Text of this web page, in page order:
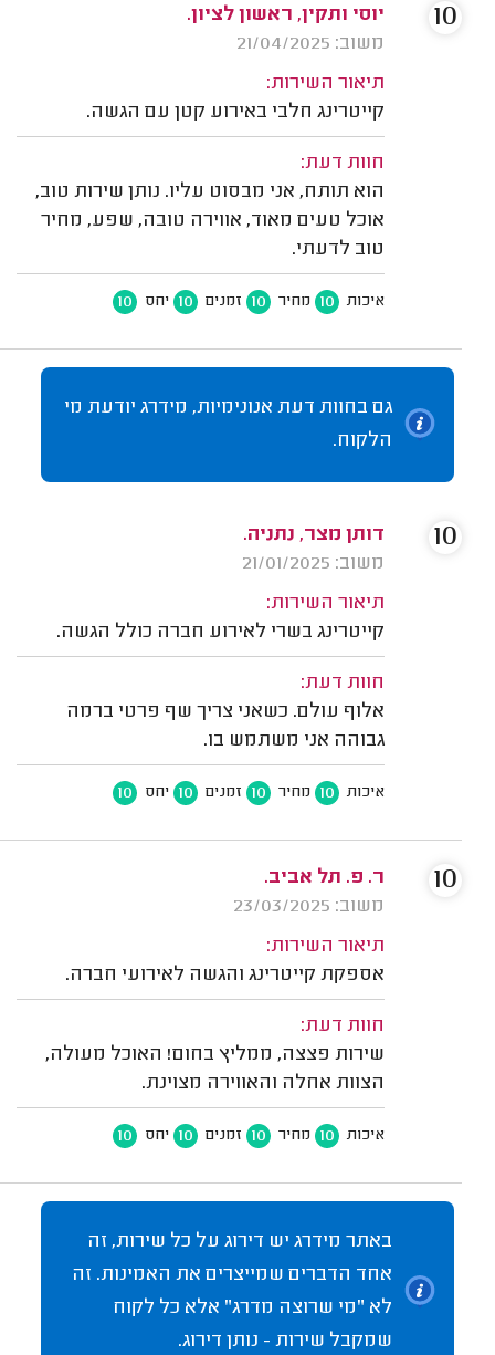
יוסי ותקין, ראשון לציון.
משוב: 21/04/2025
תיאור השירות:
קייטרינג חלבי באירוע קטן עם הגשה.
חוות דעת:
הוא תותח, אני מבסוט עליו. נותן שירות טוב,
אוכל טעים מאוד, אווירה טובה, שפע, מחיר
טוב לדעתי.
איכות 10 מחיר 10 זמנים 10 יחס 10
10
גם בחוות דעת אנונימיות, מידרג יודעת מי
הלקוח.
דותן מצר, נתניה.
משוב: 21/01/2025
תיאור השירות:
קייטרינג בשרי לאירוע חברה כולל הגשה.
חוות דעת:
אלוף עולם. כשאני צריך שף פרטי ברמה
גבוהה אני משתמש בו.
איכות 10 מחיר 10 זמנים 10 יחס 10
10
ר. פ. תל אביב.
משוב: 23/03/2025
תיאור השירות:
אספקת קייטרינג והגשה לאירועי חברה.
חוות דעת:
שירות פצצה, ממליץ בחום! האוכל מעולה,
הצוות אחלה והאווירה מצוינת.
איכות 10 מחיר 10 זמנים 10 יחס 10
10
באתר מידרג יש דירוג על כל שירות, זה
אחד הדברים שמייצרים את האמינות. זה
לא "מי שרוצה מדרג" אלא כל לקוח
שמקבל שירות - נותן דירוג.